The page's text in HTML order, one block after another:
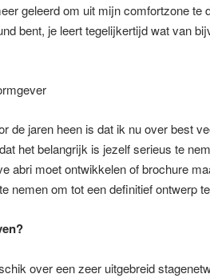
geleerd om uit mijn comfortzone te
bent, je leert tegelijkertijd wat van
de jaren heen is dat ik nu over best
het belangrijk is jezelf serieus te
abri moet ontwikkelen of brochure
nemen om tot een definitief ontwerp te
over een zeer uitgebreid